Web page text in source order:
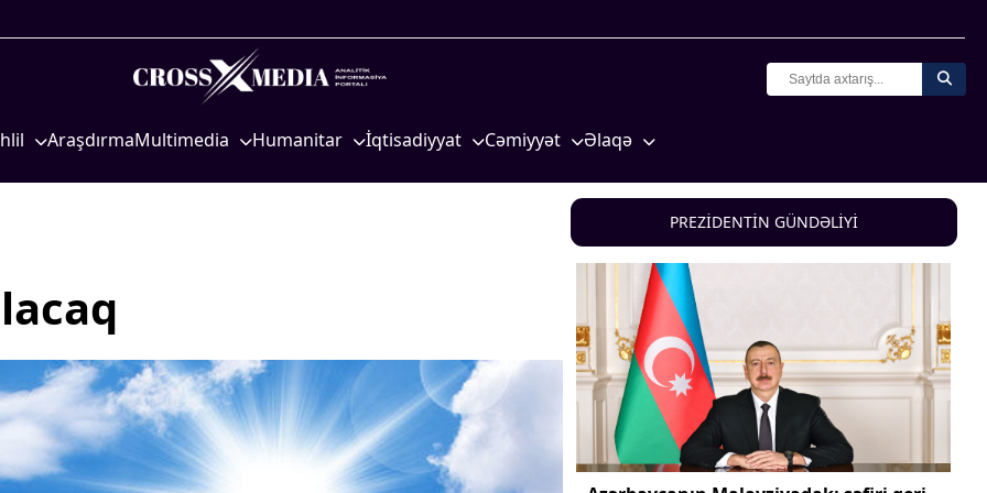
AraşdırmaMultimedia Humanitar
Zəfər Diasporu
Səhiyyə
Ailə və uşaq
İqtisadiyyat
Hərbi sənaye
Telekommunikasiya və
nəqliyyat
COP29
Cəmiyyət
Məhkəmə və hüquq
Gənclər və İdman
Media və QHT
Hadisə
Əlaqə
PREZİDENTİN GÜNDƏLİYİ